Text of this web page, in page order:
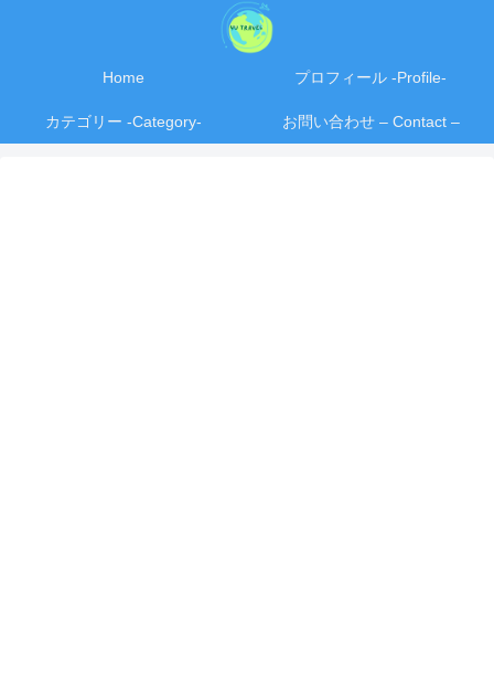
Home プロフィール -Profile-
カテゴリー -Category- お問い合わせ – Contact –